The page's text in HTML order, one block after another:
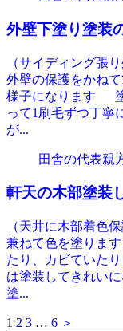
外壁下塗り塗装
（サイディング張
外壁の保護をかね
様子になります 塗
って1刷毛ずつ丁寧
が...
田舎の代表親
軒天の木部塗装
（天井に木部着色
兼ねて色を塗りま
たり、カビていた
は塗装してきれい
塗...
1 2 3 … 6 ＞